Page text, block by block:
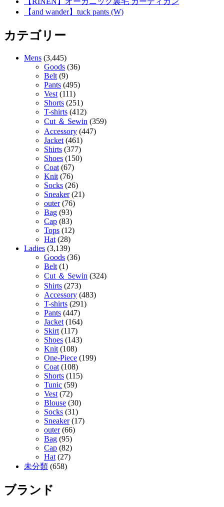
【and wander】tuck pants (W)
カテゴリー
Mens (3,445)
Goods (36)
Belt (9)
Pants (495)
Vest (111)
Shorts (251)
T-shirts (412)
Cut ＆ Sewin (359)
Accessory (447)
Jacket (461)
Shirts (377)
Shoes (150)
Coat (67)
Knit (76)
Socks (26)
Sneaker(21)
outer(76)
Bag (93)
Cap (83)
Tops (12)
Hat (28)
Ladies (3,139)
Goods (36)
Belt (1)
Cut ＆ Sewin (324)
Shirts (273)
Accessory (483)
T-shirts (291)
Pants (447)
Jacket (164)
Skirt (117)
Shoes (143)
Knit (108)
One-Piece (199)
Coat (108)
Shorts (115)
Tunic (59)
Vest (72)
Blouse (30)
Socks (31)
Sneaker(17)
outer(66)
Bag (95)
Cap (82)
Hat (27)
未分類 (658)
ブランド